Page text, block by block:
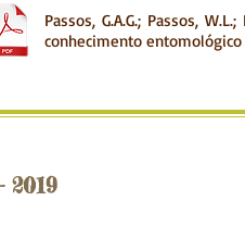
Passos, G.A.G.; Passos,
conhecimento
2019